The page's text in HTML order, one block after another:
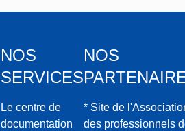
NOS
SERVICES
Le centre de
documentation
NOS
* Site de
des professionnels